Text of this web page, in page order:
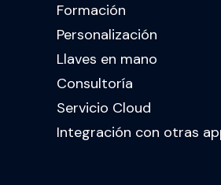
Formación
Personalización
Llaves en mano
Consultoría
Servicio Cloud
Integración con otras